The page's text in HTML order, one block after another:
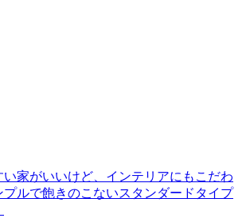
家がいいけど、インテリアにもこだわ
プルで飽きのこないスタンダードタイプ